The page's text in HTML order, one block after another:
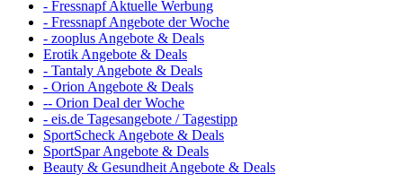
- Fressnapf Aktuelle Werbung
- Fressnapf Angebote der Woche
- zooplus Angebote & Deals
Erotik Angebote & Deals
- Tantaly Angebote & Deals
- Orion Angebote & Deals
-- Orion Deal der Woche
- eis.de Tagesangebote / Tagestipp
SportScheck Angebote & Deals
SportSpar Angebote & Deals
Beauty & Gesundheit Angebote & Deals